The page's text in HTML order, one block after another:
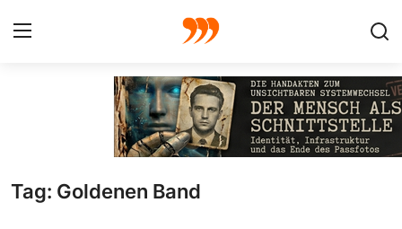
Galerie
Tag: Goldenen Band